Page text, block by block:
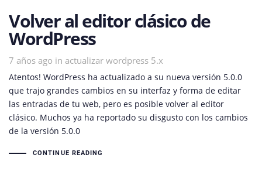
Volver al editor clásico de
WordPress
7 años ago in
Tags actualizar wordpress 5.x
Atentos! WordPress ha actualizado a su nueva versión 5.0.0
que trajo grandes cambios en su interfaz y forma de editar
las entradas de tu web, pero es posible volver al editor
clásico. Muchos ya ha reportado su disgusto con los cambios
de la versión 5.0.0
CONTINUE READING